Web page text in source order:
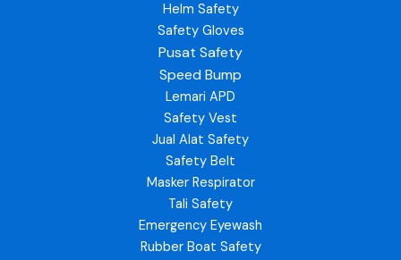
Helm Safety
Safety Gloves
Pusat Safety
Speed Bump
Lemari APD
Safety Vest
Jual Alat Safety
Safety Belt
Masker Respirator
Tali Safety
Emergency Eyewash
Rubber Boat Safety